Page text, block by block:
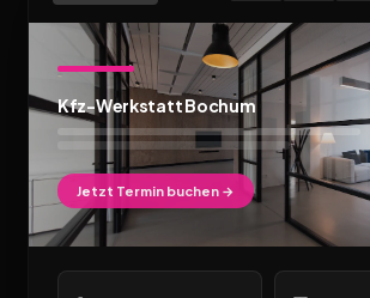
Kfz-Werkstatt Bochum
Jetzt Termin buchen →